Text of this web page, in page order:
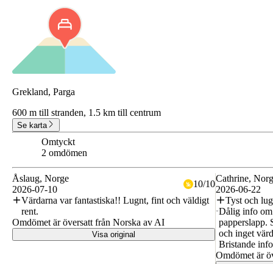
Grekland, Parga
600 m till stranden, 1.5 km till centrum
Se karta
Omtyckt
2 omdömen
Åslaug, Norge
2026-07-10
10/10
Värdarna var fantastiska!! Lugnt, fint och väldigt
rent.
Omdömet är översatt från Norska av AI
Visa original
Cathrine,
2026-06-22
Tyst och
Dålig info
papperslapp.
och inget
Bristande
Omdömet är